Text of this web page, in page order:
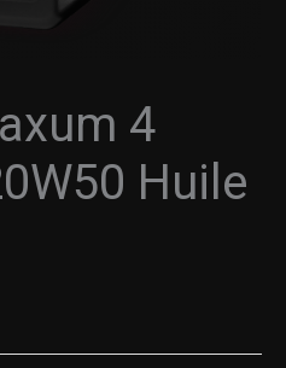
4
Huile